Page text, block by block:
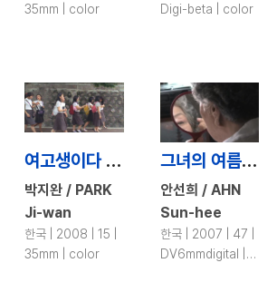
35mm | color
Digi-beta | color
여고생이다 / Highschoolgirls
박지완 / PARK
Ji-wan
한국 | 2008 | 15 |
35mm | color
그녀의 여름 / Her Summer
안선희 / AHN
Sun-hee
한국 | 2007 | 47 |
DV6mmdigital |